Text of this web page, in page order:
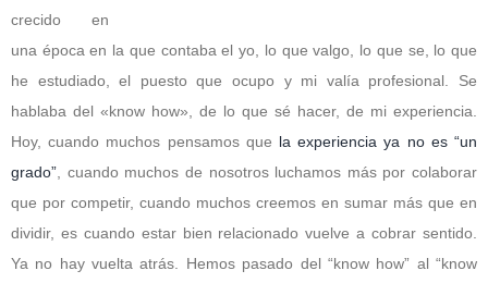
crecido en
una época en la que contaba el yo, lo que valgo, lo que se, lo que
he estudiado, el puesto que ocupo y mi valía profesional. Se
hablaba del «know how», de lo que sé hacer, de mi experiencia.
Hoy, cuando muchos pensamos que la experiencia ya no es “un
grado” , cuando muchos de nosotros luchamos más por colaborar
que por competir, cuando muchos creemos en sumar más que en
dividir, es cuando estar bien relacionado vuelve a cobrar sentido.
Ya no hay vuelta atrás. Hemos pasado del “know how” al “know